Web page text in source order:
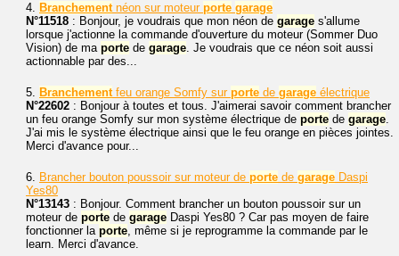
4. Branchementnéon sur moteur porte garage
N°11518 : Bonjour, je voudrais que mon néon de garage s'allume
lorsque j'actionne la commande d'ouverture du moteur (Sommer Duo
Vision) de ma porte de garage. Je voudrais que ce néon soit aussi
actionnable par des...
5. Branchementfeu orange Somfy sur porte de garage électrique
N°22602 : Bonjour à toutes et tous. J'aimerai savoir comment brancher
un feu orange Somfy sur mon système électrique de porte de garage.
J'ai mis le système électrique ainsi que le feu orange en pièces jointes.
Merci d'avance pour...
6. Brancher bouton poussoir sur moteur de porte de garage Daspi
Yes80
N°13143 : Bonjour. Comment brancher un bouton poussoir sur un
moteur de porte de garage Daspi Yes80 ? Car pas moyen de faire
fonctionner la porte, même si je reprogramme la commande par le
learn. Merci d'avance.